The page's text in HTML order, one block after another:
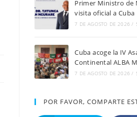
Primer Ministro de
visita oficial a Cuba
7 DE AGOSTO DE 2026 /
Cuba acoge la IV
Continental ALBA
7 DE AGOSTO DE 2026 /
POR FAVOR, COMPARTE